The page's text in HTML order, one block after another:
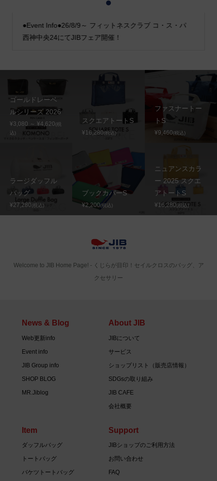
●Event Info●26/8/9～ フィットネスクラブ コ・ス・パ
西神中央24にてJIBフェア開催！
2
ゴールドレーベ
ルシリーズ 2026
¥3,080 ～ ¥4,620(税
込)
スクエアトートS
¥16,280(税込)
ファスナートー
トS
¥9,460(税込)
ラージダッフル
バッグ
¥27,280(税込)
ブックカバーS
¥2,200(税込)
ニュアンスカラ
ー 2025 スクエ
アトートS
¥16,280(税込)
Welcome to JIB Home Page! ‐ くじらが目印！セイルクロスのバッグ、ア
クセサリー
News & Blog
Web更新info
Event info
JIB Group info
SHOP BLOG
MR.Jiblog
About JIB
JIBについて
サービス
ショップリスト（販売店情報）
SDGsの取り組み
JIB CAFE
会社概要
Item
ダッフルバッグ
トートバッグ
バケツトートバッグ
Support
JIBショップのご利用方法
お問い合わせ
FAQ